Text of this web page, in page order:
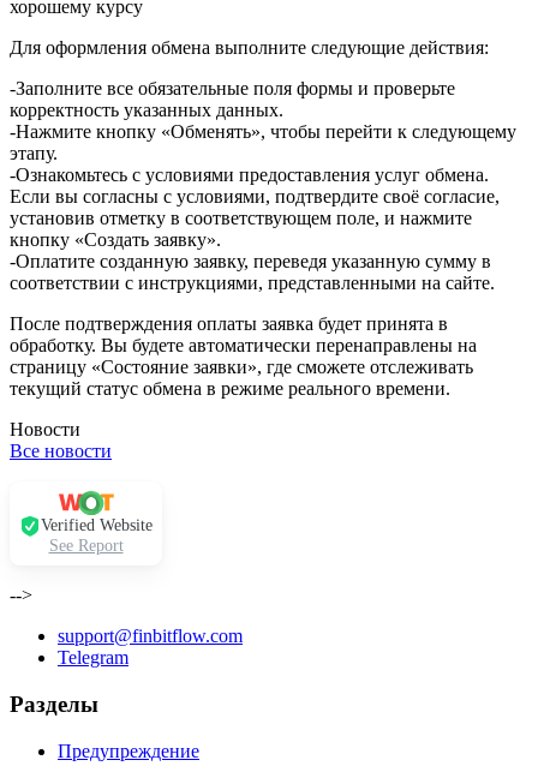
хорошему курсу
Для оформления обмена выполните следующие действия:
-Заполните все обязательные поля формы и проверьте
корректность указанных данных.
-Нажмите кнопку «Обменять», чтобы перейти к следующему
этапу.
-Ознакомьтесь с условиями предоставления услуг обмена.
Если вы согласны с условиями, подтвердите своё согласие,
установив отметку в соответствующем поле, и нажмите
кнопку «Создать заявку».
-Оплатите созданную заявку, переведя указанную сумму в
соответствии с инструкциями, представленными на сайте.
После подтверждения оплаты заявка будет принята в
обработку. Вы будете автоматически перенаправлены на
страницу «Состояние заявки», где сможете отслеживать
текущий статус обмена в режиме реального времени.
Новости
Все новости
Verified Website
See Report
-->
support@finbitflow.com
Telegram
Разделы
Предупреждение